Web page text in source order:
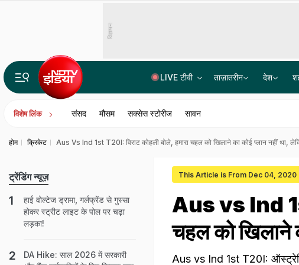
विज्ञापन
LIVE टीवी ताज़ातरीन देश
विशेष लिंक संसद मौसम सक्सेस स्टोरीज सावन
होम क्रिकेट Aus Vs Ind 1st T20I: विराट कोहली बोले, हमारा चहल को खिलाने का कोई प्लान नहीं था,
This Article is From Dec 04, 2020
Aus vs Ind
चहल को खिलाने
Aus vs Ind 1st T20I:
ट्रेंडिंग न्यूज़
हाई वोल्टेज ड्रामा, गर्लफ्रेंड से गुस्सा
होकर स्ट्रीट लाइट के पोल पर चढ़ा
लड़का!
DA Hike: साल 2026 में सरकारी